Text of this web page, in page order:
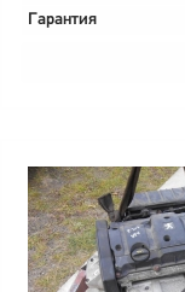
Гарантия